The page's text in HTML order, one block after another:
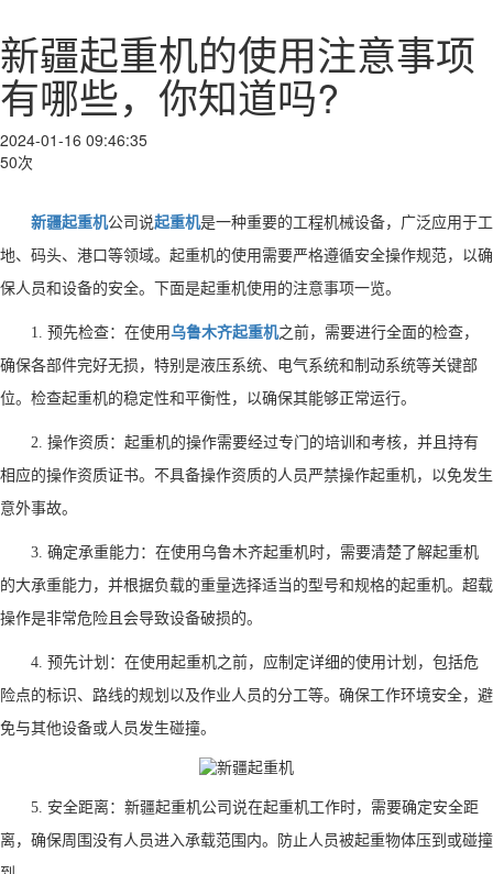
新疆起重机的使用注意事项
有哪些，你知道吗?
2024-01-16 09:46:35
50次
新疆起重机公司说起重机是一种重要的工程机械设备，广泛应用于工
地、码头、港口等领域。起重机的使用需要严格遵循安全操作规范，以确
保人员和设备的安全。下面是起重机使用的注意事项一览。
1. 预先检查：在使用乌鲁木齐起重机之前，需要进行全面的检查，
确保各部件完好无损，特别是液压系统、电气系统和制动系统等关键部
位。检查起重机的稳定性和平衡性，以确保其能够正常运行。
2. 操作资质：起重机的操作需要经过专门的培训和考核，并且持有
相应的操作资质证书。不具备操作资质的人员严禁操作起重机，以免发生
意外事故。
3. 确定承重能力：在使用乌鲁木齐起重机时，需要清楚了解起重机
的大承重能力，并根据负载的重量选择适当的型号和规格的起重机。超载
操作是非常危险且会导致设备破损的。
4. 预先计划：在使用起重机之前，应制定详细的使用计划，包括危
险点的标识、路线的规划以及作业人员的分工等。确保工作环境安全，避
免与其他设备或人员发生碰撞。
5. 安全距离： 新疆起重机公司说在起重机工作时，需要确定安全距
离，确保周围没有人员进入承载范围内。防止人员被起重物体压到或碰撞